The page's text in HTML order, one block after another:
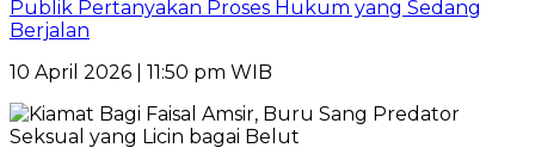
Publik Pertanyakan Proses Hukum yang Sedang
Berjalan
10 April 2026 | 11:50 pm WIB